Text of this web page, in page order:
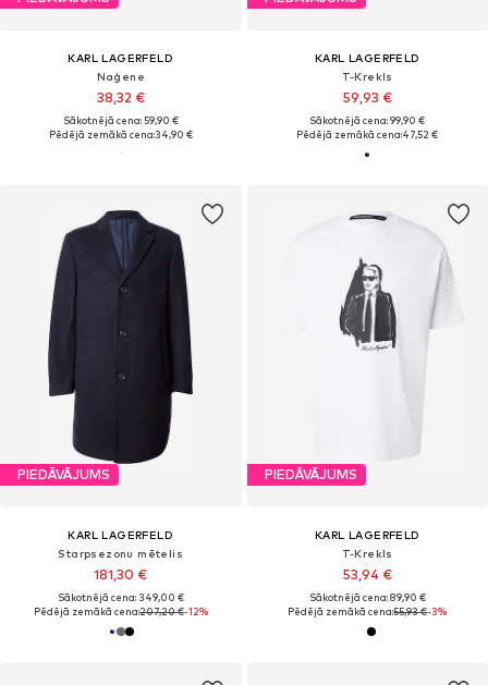
KARL LAGERFELD
Naģene
38,32 €
Sākotnējā cena: 59,90 €
Pēdējā zemākā cena:34,90 €
KARL LAGERFELD
T-Krekls
59,93 €
Sākotnējā cena: 99,90 €
Pēdējā zemākā cena:47,52 €
PIEDĀVĀJUMS
KARL LAGERFELD
Starpsezonu mētelis
181,30 €
Sākotnējā cena: 349,00 €
Pēdējā zemākā cena:207,20 €-12%
PIEDĀVĀJUMS
KARL LAGERFELD
T-Krekls
53,94 €
Sākotnējā cena: 89,90 €
Pēdējā zemākā cena:55,93 €-3%